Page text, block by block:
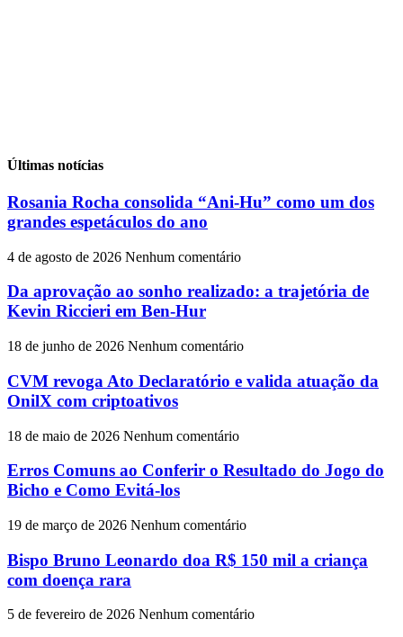
Últimas notícias
Rosania Rocha consolida “Ani-Hu” como um dos
grandes espetáculos do ano
4 de agosto de 2026 Nenhum comentário
Da aprovação ao sonho realizado: a trajetória de
Kevin Riccieri em Ben-Hur
18 de junho de 2026 Nenhum comentário
CVM revoga Ato Declaratório e valida atuação da
OnilX com criptoativos
18 de maio de 2026 Nenhum comentário
Erros Comuns ao Conferir o Resultado do Jogo do
Bicho e Como Evitá-los
19 de março de 2026 Nenhum comentário
Bispo Bruno Leonardo doa R$ 150 mil a criança
com doença rara
5 de fevereiro de 2026 Nenhum comentário